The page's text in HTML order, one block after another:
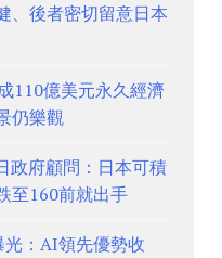
後者密切留意日本
110億美元永久經濟
仍樂觀
府顧問：日本可積
至160前就出手
：AI領先優勢收